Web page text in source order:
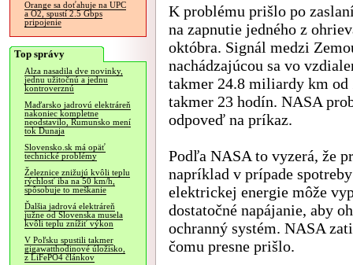
Orange sa doťahuje na UPC
a O2, spustí 2.5 Gbps
pripojenie
Top správy
Alza nasadila dve novinky,
jednu užitočnú a jednu
kontroverznú
Maďarsko jadrovú elektráreň
nakoniec kompletne
neodstavilo, Rumunsko mení
tok Dunaja
Slovensko.sk má opäť
technické problémy
Železnice znižujú kvôli teplu
rýchlosť iba na 50 km/h,
spôsobuje to meškanie
Ďalšia jadrová elektráreň
južne od Slovenska musela
kvôli teplu znížiť výkon
V Poľsku spustili takmer
gigawatthodinové úložisko,
z LiFePO4 článkov
K problému prišlo po
na zapnutie jedného z
októbra. Signál medzi
nachádzajúcou sa vo
takmer 24.8 miliardy km od
takmer 23 hodín. NASA
odpoveď na príkaz.
Podľa NASA to vyzerá, že
napríklad v prípade
elektrickej energie môže
dostatočné napájanie, aby
ochranný systém. NASA
čomu presne prišlo.